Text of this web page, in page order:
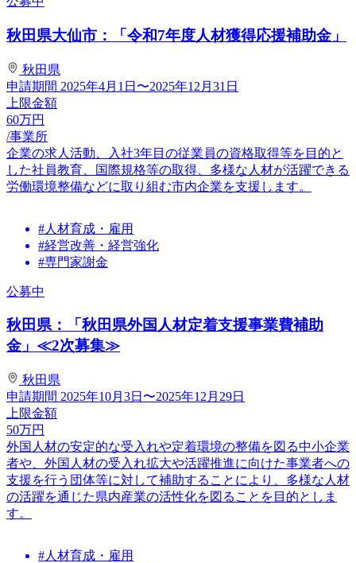
秋田県大仙市：「令和7年度人材獲得応援補助金」
秋田県
申請期間 2025年4月1日〜2025年12月31日
上限金額
60万円
/事業所
企業の求人活動、入社3年目の従業員の資格取得等を目的と
した社員教育、国際規格等の取得、多様な人材が活躍できる
労働環境整備などに取り組む市内企業を支援します。
#人材育成・雇用
#経営改善・経営強化
#専門家謝金
公募中
秋田県：「秋田県外国人材定着支援事業費補助
金」≪2次募集≫
秋田県
申請期間 2025年10月3日〜2025年12月29日
上限金額
50万円
外国人材の安定的な受入れや定着環境の整備を図る中小企業
者や、外国人材の受入れ拡大や活躍推進に向けた事業者への
支援を行う団体等に対して補助することにより、多様な人材
の活躍を通じた県内産業の活性化を図ることを目的としま
す。
#人材育成・雇用